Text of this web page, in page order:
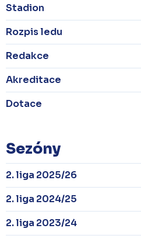
Stadion
Rozpis ledu
Redakce
Akreditace
Dotace
Sezóny
2. liga 2025/26
2. liga 2024/25
2. liga 2023/24